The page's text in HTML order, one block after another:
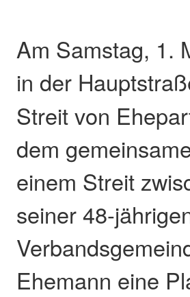
Am Samstag, 1.
in der
Streit von
dem
einem Streit
seiner 48-
Ehemann eine